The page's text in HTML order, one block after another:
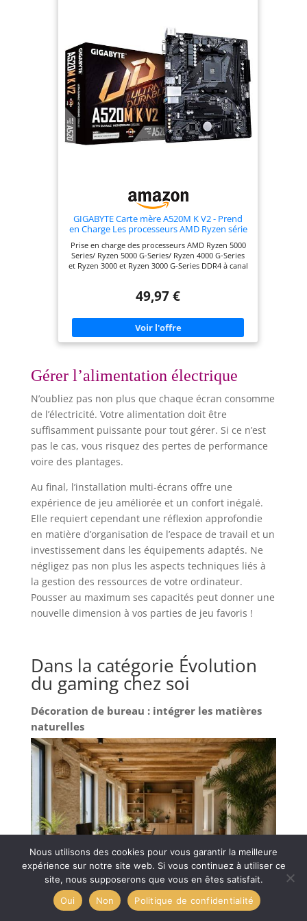
Multiples Capteurs de Température, et
connecteurs de ventilateur hybrides avec FAN
STOP
GIGABYTE Carte mère A520M K V2 - Prend
en Charge Les processeurs AMD Ryzen série
Gen3 x4 M.2, LAN GbE, USB 3.2 Gen 1
Prise en charge des processeurs AMD Ryzen 5000
Series/ Ryzen 5000 G-Series/ Ryzen 4000 G-Series
et Ryzen 3000 et Ryzen 3000 G-Series DDR4 à canal
NVMe et SATA LAN GbE avec gestion de la bande
audio de haute qualité Sortie HDMI et D-sub à
l'arrière pour prise en charge multi-affichage
Fonctionnalités Smart Fan 5 avec capteurs de
température multiples, connecteurs de ventilateur
Center, utilisation simple et facile
49,97 €
Gérer l’alimentation électrique
N’oubliez pas non plus que chaque écran consomme
de l’électricité. Votre alimentation doit être
suffisamment puissante pour tout gérer. Si ce n’est
pas le cas, vous risquez des pertes de performance
voire des plantages.
Au final, l’installation multi-écrans offre une
expérience de jeu améliorée et un confort inégalé.
Elle requiert cependant une réflexion approfondie
en matière d’organisation de l’espace de travail et un
investissement dans les équipements adaptés. Ne
négligez pas non plus les aspects techniques liés à
la gestion des ressources de votre ordinateur.
Pousser au maximum ses capacités peut donner une
nouvelle dimension à vos parties de jeu favoris !
Dans la catégorie Évolution
du gaming chez soi
Décoration de bureau : intégrer les matières
naturelles
Nous utilisons des cookies pour vous garantir la meilleure
expérience sur notre site web. Si vous continuez à utiliser ce
site, nous supposerons que vous en êtes satisfait.
Oui
Non Politique de confidentialité